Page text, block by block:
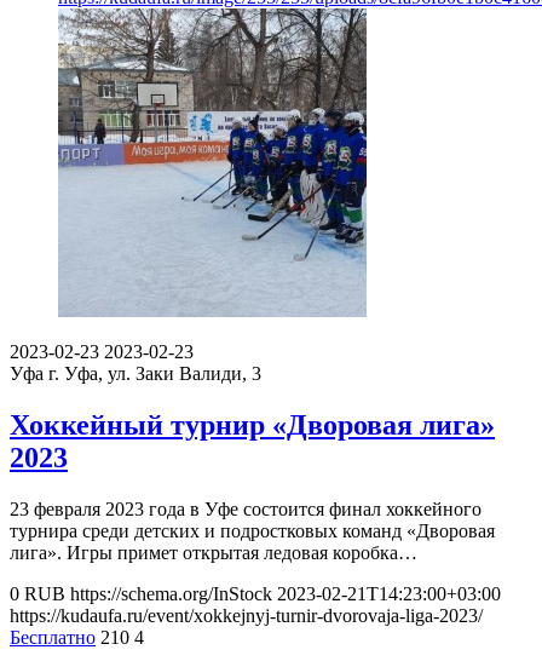
2023-02-23 2023-02-23
Уфа г. Уфа, ул. Заки Валиди, 3
Хоккейный турнир «Дворовая лига»
2023
23 февраля 2023 года в Уфе состоится финал хоккейного
турнира среди детских и подростковых команд «Дворовая
лига». Игры примет открытая ледовая коробка…
0 RUB https://schema.org/InStock 2023-02-21T14:23:00+03:00
https://kudaufa.ru/event/xokkejnyj-turnir-dvorovaja-liga-2023/
Бесплатно 210 4